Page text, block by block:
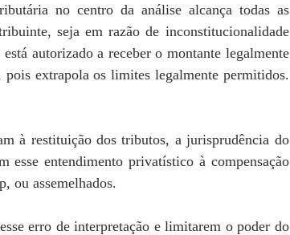
no centro da análise alcança todas as
seja em razão de inconstitucionalidade
autorizado a receber o montante legalmente
extrapola os limites legalmente permitidos.
à restituição dos tributos, a jurisprudência do
esse entendimento privatístico à compensação
ou assemelhados.
erro de interpretação e limitarem o poder do